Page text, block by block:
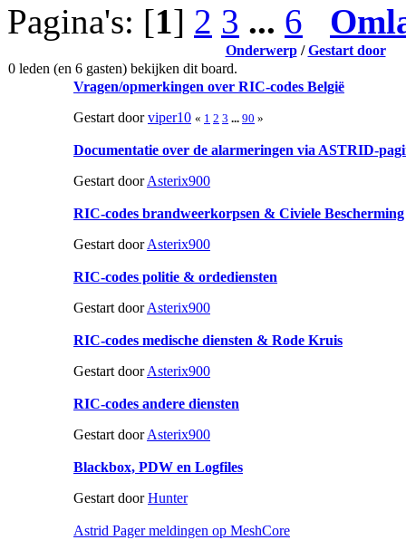
Pagina's: [1] 2 3 ... 6
Onderwerp/Gestart door
0 leden (en 6 gasten) bekijken dit board.
Vragen/opmerkingen over RIC-codes België
Gestart doorviper10 « 1 2 3 ... 90 »
Documentatie over de alarmeringen via ASTRID-
Gestart doorAsterix900
RIC-codes brandweerkorpsen & Civiele Bescherming
Gestart doorAsterix900
RIC-codes politie & ordediensten
Gestart doorAsterix900
RIC-codes medische diensten & Rode Kruis
Gestart doorAsterix900
RIC-codes andere diensten
Gestart doorAsterix900
Blackbox, PDW en Logfiles
Gestart doorHunter
Astrid Pager meldingen op MeshCore